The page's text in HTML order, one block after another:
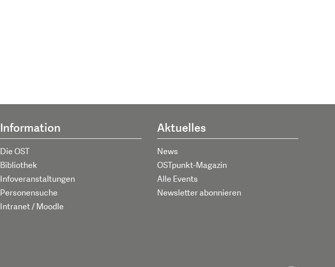
Information
Die OST
Bibliothek
Infoveranstaltungen
Personensuche
Intranet / Moodle
Aktuelles
News
OSTpunkt-Magazin
Alle Events
Newsletter abonnieren